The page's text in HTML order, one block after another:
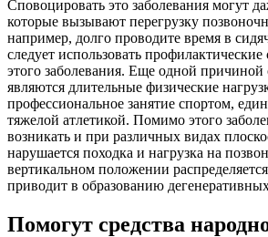
Сповоцировать это заболевания могут
которые вызывают перегрузку
например, долго проводите время в
следует использовать профилактические
этого заболевания. Еще одной причиной
являются длительные физические
профессиональное занятие спортом,
тяжелой атлетикой. Помимо этого
возникать и при различных видах
нарушается походка и нагрузка на
вертикальном положении
приводит в образованию
Помогут средства